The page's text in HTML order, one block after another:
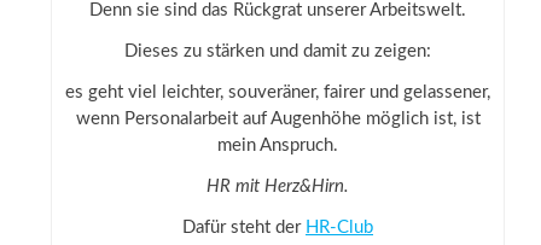
Denn sie sind das Rückgrat unserer Arbeitswelt.
Dieses zu stärken und damit zu zeigen:
es geht viel leichter, souveräner, fairer und gelassener,
wenn Personalarbeit auf Augenhöhe möglich ist, ist
mein Anspruch.
HR mit Herz&Hirn.
Dafür steht der HR-Club